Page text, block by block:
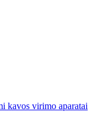
kavos virimo aparatai